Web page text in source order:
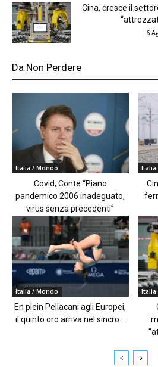
Cina, cresce il
6
Da Non Perdere
Italia / Mondo
Covid, Conte “Piano
pandemico 2006 inadeguato,
virus senza precedenti”
Italia
Italia / Mondo
En plein Pellacani agli Europei,
il quinto oro arriva nel sincro...
Italia